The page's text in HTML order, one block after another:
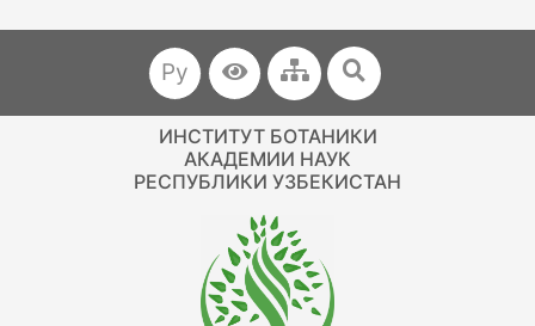
Ру
ИНСТИТУТ БОТАНИКИ
АКАДЕМИИ НАУК
РЕСПУБЛИКИ УЗБЕКИСТАН